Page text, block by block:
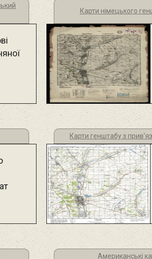
Карти німецького
Карти генштабу з
Американські